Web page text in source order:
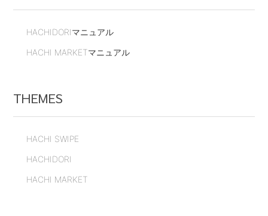
HACHIDORIマニュアル
HACHI MARKETマニュアル
THEMES
HACHI SWIPE
HACHIDORI
HACHI MARKET